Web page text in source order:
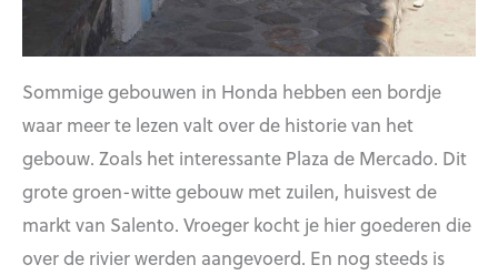
Sommige gebouwen in Honda hebben een bordje
waar meer te lezen valt over de historie van het
gebouw. Zoals het interessante Plaza de Mercado. Dit
grote groen-witte gebouw met zuilen, huisvest de
markt van Salento. Vroeger kocht je hier goederen die
over de rivier werden aangevoerd. En nog steeds is